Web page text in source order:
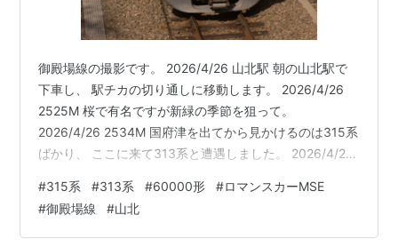
御殿場線の撮影です。 2026/4/26 山北駅 朝の山北駅で
下車し、 駅チカの切り通しに移動します。 2026/4/26
2525M 桜で有名ですが新緑の季節を狙って。
2026/4/26 2534M 国府津を出てから見かけるのは315系
ばかり、 ここに来て313系と遭遇しました。 2026/4/26
小田急車両の優等列車。 2026/4/26 ふじさん1号 1M
「ふじさん1号」（後追い）は失敗したので2号待ちしま
した。 昼間は暖かいですが朝方は肌寒いですね。
#315系 #313系 #60000形 #ロマンスカーMSE
#御殿場線 #山北